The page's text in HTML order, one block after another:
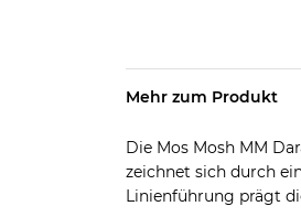
Mehr zum Produkt
Die Mos Mosh MM
zeichnet sich durch
Linienführung prägt